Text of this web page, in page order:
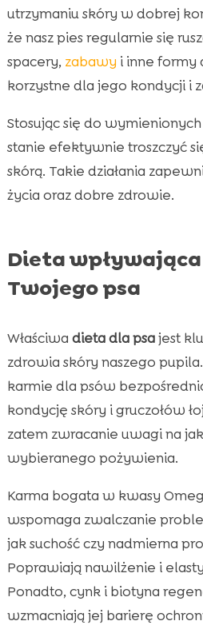
utrzymaniu skóry w dobrej
że nasz pies regularnie się
spacery, zabawy i inne formy
korzystne dla jego kondycji i
Stosując się do
stanie efektywnie troszczyć
skórą. Takie działania
życia oraz dobre zdrowie.
Dieta
Twojego psa
Właściwa dieta dla psajest
zdrowia skóry naszego
karmie dla psów
kondycję skóry i gruczołów
zatem zwracanie uwagi na
wybieranego pożywienia.
Karma bogata w kwasy
wspomaga zwalczanie
jak suchość czy nadmierna
Poprawiają nawilżenie i
Ponadto, cynk i biotyna
wzmacniają jej barierę